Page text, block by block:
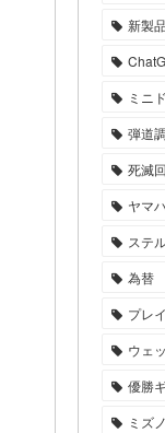
新製品
ミニ
弾道
死滅
ヤマハ
ステ
為替
プレ
ウェ
優勝
ミズノ